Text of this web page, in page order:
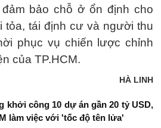
bảo chỗ ở ổn định cho
tỏa, tái định cư và người thu
phục vụ chiến lược chỉnh
của TP.HCM.
HÀ LINH
khởi công 10 dự án gần 20 tỷ USD,
làm việc với 'tốc độ tên lửa'